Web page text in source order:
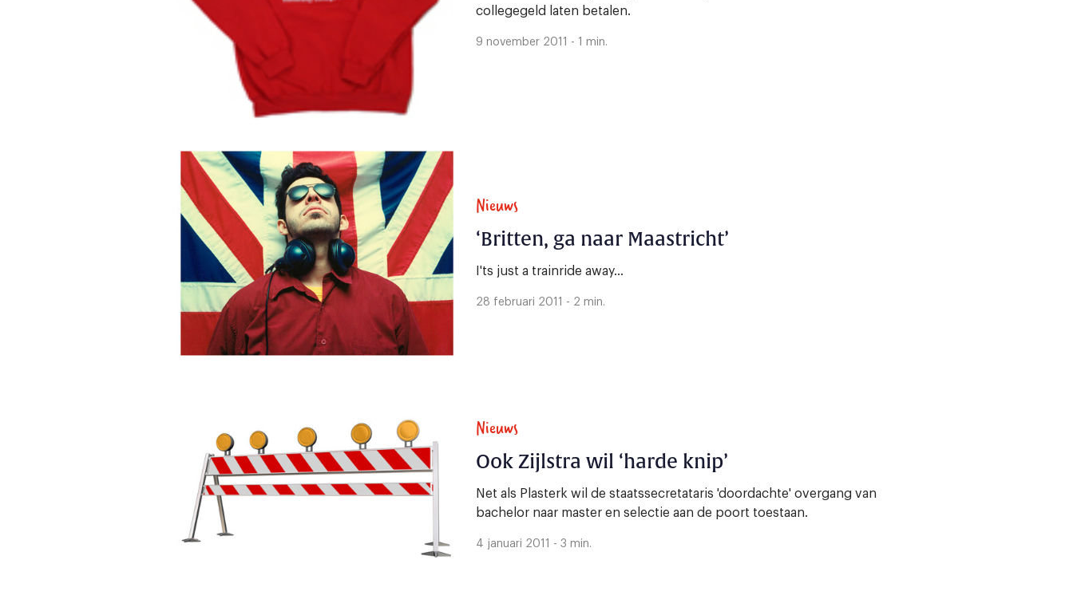
collegegeld laten betalen.
9 november 2011 - 1 min.
Nieuws
‘Britten, ga naar Maastricht’
I'ts just a trainride away...
28 februari 2011 - 2 min.
Nieuws
Ook Zijlstra wil ‘harde knip’
Net als Plasterk wil de staatssecretataris 'doordachte' overgang van
bachelor naar master en selectie aan de poort toestaan.
4 januari 2011 - 3 min.